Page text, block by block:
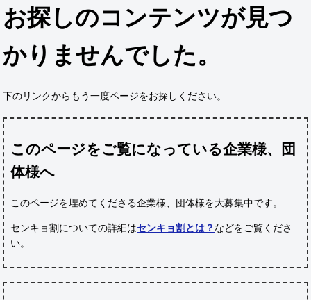
お探しのコンテンツが見つ
かりませんでした。
下のリンクからもう一度ページをお探しください。
このページをご覧になっている企業様、団
体様へ
このページを埋めてくださる企業様、団体様を大募集中です。
センキョ割についての詳細はセンキョ割とは？ などをご覧くださ
い。